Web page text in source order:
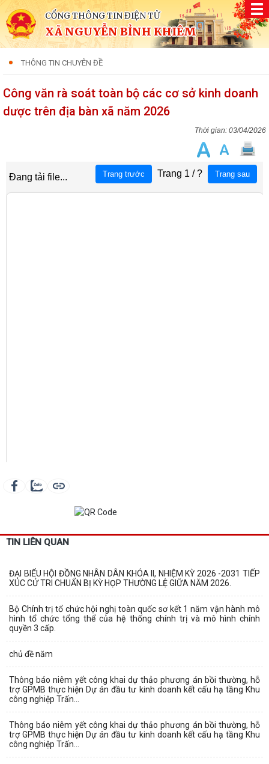
CỔNG THÔNG TIN ĐIỆN TỬ
XÃ NGUYỄN BỈNH KHIÊM
THÔNG TIN CHUYÊN ĐỀ
Công văn rà soát toàn bộ các cơ sở kinh doanh
dược trên địa bàn xã năm 2026
03/04/2026
TIN LIÊN QUAN
ĐẠI BIỂU HỘI ĐỒNG NHÂN DÂN KHÓA II, NHIỆM KỲ 2026 -2031 TIẾP
XÚC CỬ TRI CHUẨN BỊ KỲ HỌP THƯỜNG LỆ GIỮA NĂM 2026.
Bộ Chính trị tổ chức hội nghị toàn quốc sơ kết 1 năm vận hành mô
hình tổ chức tổng thể của hệ thống chính trị và mô hình chính
quyền 3 cấp.
chủ đề năm
Thông báo niêm yết công khai dự thảo phương án bồi thường, hỗ
trợ GPMB thực hiện Dự án đầu tư kinh doanh kết cấu hạ tầng Khu
công nghiệp Trấn...
Thông báo niêm yết công khai dự thảo phương án bồi thường, hỗ
trợ GPMB thực hiện Dự án đầu tư kinh doanh kết cấu hạ tầng Khu
công nghiệp Trấn...